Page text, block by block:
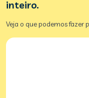
inteiro.
Veja o que podemos fazer